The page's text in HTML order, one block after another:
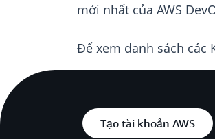
mới nhất của AWS
Để xem danh sách các
Tạo tài khoản AWS